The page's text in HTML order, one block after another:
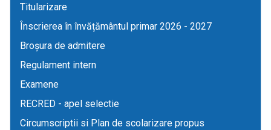
Titularizare
Înscrierea în învățământul primar 2026 - 2027
Broșura de admitere
Regulament intern
Examene
RECRED - apel selectie
Circumscriptii si Plan de scolarizare propus